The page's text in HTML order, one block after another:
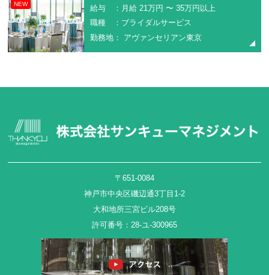
NEW
給与 ：月給 21万円 〜 35万円以上
職種 ：ブライダルサービス
勤務地： アヴァンセリアン東京
〒651-0084
神戸市中央区磯辺通3丁目1-2
大和地所三宮ビル208号
許可番号：28-ユ-300965